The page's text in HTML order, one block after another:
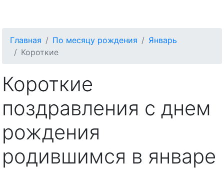
Главная По месяцу рождения
Январь
Короткие
Короткие
поздравления с днем
рождения
родившимся в январе